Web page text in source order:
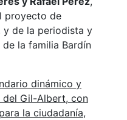
proyecto de
de la periodista y
la familia Bardín
dinámico y
Gil-Albert, con
la ciudadanía,